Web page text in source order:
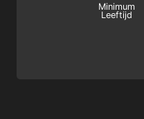
Minimum
Leeftijd